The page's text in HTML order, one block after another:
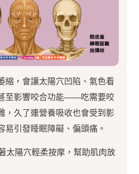
縮，會讓太陽穴凹陷、氣色看
至影響咬合功能——吃需要咬
，久了連營養吸收也會受到影
易引發睡眠障礙、偏頭痛。
太陽穴輕柔按摩，幫助肌肉放